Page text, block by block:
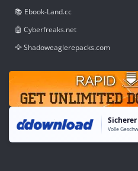
📚 Ebook-Land.cc
🤖 Cyberfreaks.net
🦅 Shadoweaglerepacks.com
Sicherer